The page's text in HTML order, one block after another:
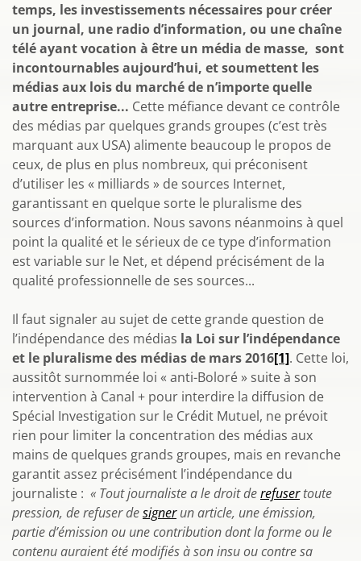
temps, les investissements nécessaires pour créer
un journal, une radio d’information, ou une chaîne
télé ayant vocation à être un média de masse, sont
incontournables aujourd’hui, et soumettent les
médias aux lois du marché de n’importe quelle
autre entreprise... Cette méfiance devant ce contrôle
des médias par quelques grands groupes (c’est très
marquant aux USA) alimente beaucoup le propos de
ceux, de plus en plus nombreux, qui préconisent
d’utiliser les « milliards » de sources Internet,
garantissant en quelque sorte le pluralisme des
sources d’information. Nous savons néanmoins à quel
point la qualité et le sérieux de ce type d’information
est variable sur le Net, et dépend précisément de la
qualité professionnelle de ses sources...
Il faut signaler au sujet de cette grande question de
l’indépendance des médias la Loi sur l’indépendance
et le pluralisme des médias de mars 2016[1]. Cette loi,
aussitôt surnommée loi « anti-Boloré » suite à son
intervention à Canal + pour interdire la diffusion de
Spécial Investigation sur le Crédit Mutuel, ne prévoit
rien pour limiter la concentration des médias aux
mains de quelques grands groupes, mais en revanche
garantit assez précisément l’indépendance du
journaliste : « Tout journaliste a le droit derefuser toute
pression, de refuser designer un article, une émission,
partie d’émission ou une contribution dont la forme ou le
contenu auraient été modifiés à son insu ou contre sa